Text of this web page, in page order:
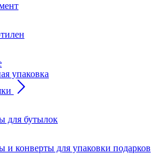
упаковка
для бутылок
и конверты для упаковки подарков